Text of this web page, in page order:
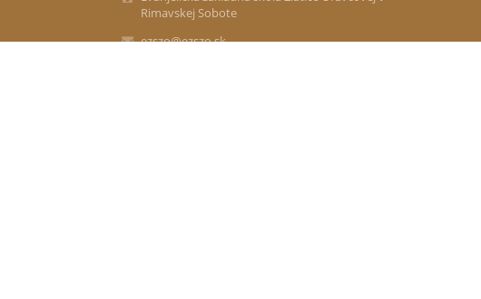
Rimavskej Sobote
ezszo@ezszo.sk